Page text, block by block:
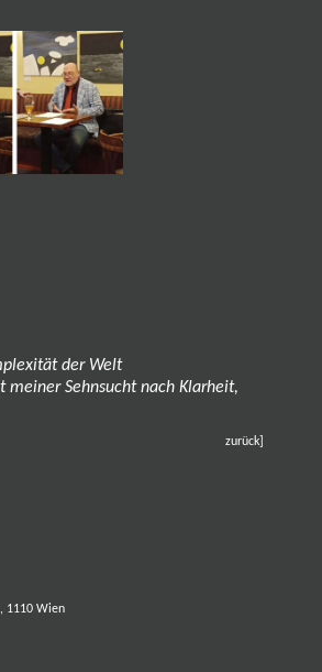
der Welt
Sehnsucht nach Klarheit,
zurück
1110 Wien